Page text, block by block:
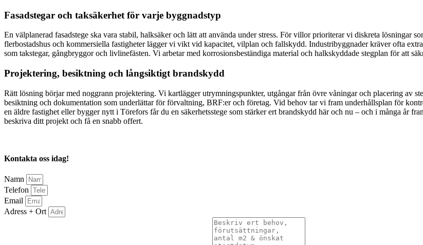
Fasadstegar och taksäkerhet för varje byggnadstyp
En välplanerad fasadstege ska vara stabil, halksäker och lätt att använda under stress. För villor prioriterar vi diskreta lösningar
flerbostadshus och kommersiella fastigheter lägger vi vikt vid kapacitet, vilplan och fallskydd. Industribyggnader kräver ofta
som takstegar, gångbryggor och livlinefästen. Vi arbetar med korrosionsbeständiga material och halkskyddade stegplan för att
Projektering, besiktning och långsiktigt brandskydd
Rätt lösning börjar med noggrann projektering. Vi kartlägger utrymningspunkter, utgångar från övre våningar och placering av
besiktning och dokumentation som underlättar för förvaltning, BRF:er och företag. Vid behov tar vi fram underhållsplan för
en äldre fastighet eller bygger nytt i Törefors får du en säkerhetsstege som stärker ert brandskydd här och nu – och i många år
beskriva ditt projekt och få en snabb offert.
Kontakta oss idag!
Namn
Telefon
Email
Adress + Ort